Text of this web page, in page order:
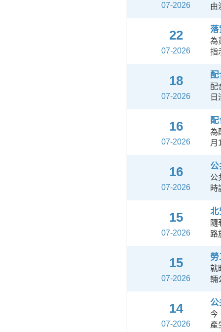
07-2026
由
22
07-2026
落
為
指
18
07-2026
配
16
07-2026
為
月
16
07-2026
公
公
時
15
07-2026
北
隨
路
15
07-2026
勞
就
輛
14
07-2026
公
今
產